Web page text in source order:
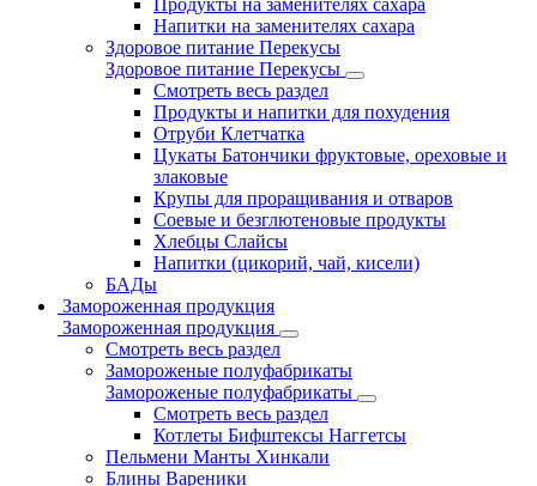
Продукты на заменителях сахара
Напитки на заменителях сахара
Здоровое питание Перекусы
Здоровое питание Перекусы
Смотреть весь раздел
Продукты и напитки для похудения
Отруби Клетчатка
Цукаты Батончики фруктовые, ореховые и
злаковые
Крупы для проращивания и отваров
Соевые и безглютеновые продукты
Хлебцы Слайсы
Напитки (цикорий, чай, кисели)
БАДы
Замороженная продукция
Замороженная продукция
Смотреть весь раздел
Замороженые полуфабрикаты
Замороженые полуфабрикаты
Смотреть весь раздел
Котлеты Бифштексы Наггетсы
Пельмени Манты Хинкали
Блины Вареники